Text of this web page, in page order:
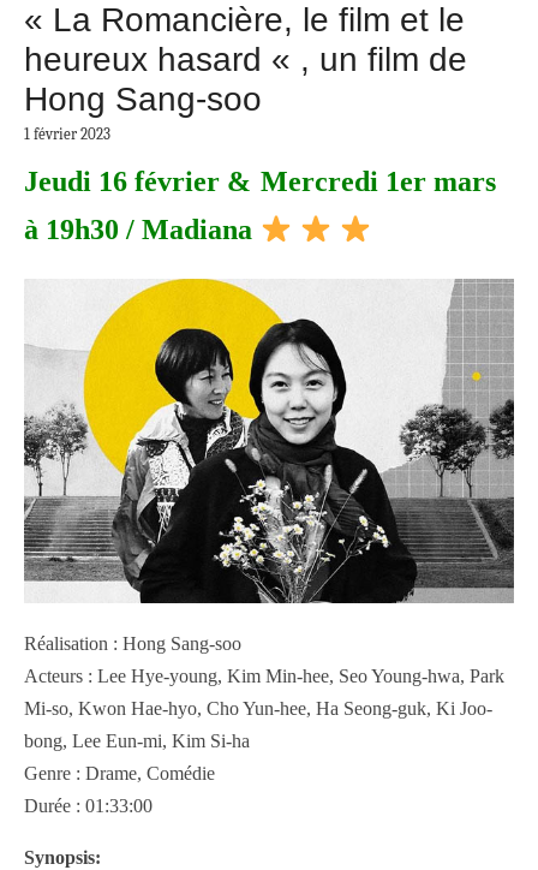
« La Romancière, le film et le
heureux hasard « , un film de
Hong Sang-soo
1 février 2023
Jeudi 16 février & Mercredi 1er mars
à 19h30 / Madiana
Réalisation : Hong Sang-soo
Acteurs : Lee Hye-young, Kim Min-hee, Seo Young-hwa, Park
Mi-so, Kwon Hae-hyo, Cho Yun-hee, Ha Seong-guk, Ki Joo-
bong, Lee Eun-mi, Kim Si-ha
Genre : Drame, Comédie
Durée : 01:33:00
Synopsis: